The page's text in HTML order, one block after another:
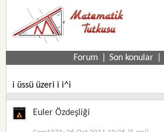
Forum Son konular
i üssü üzeri i i^i
Euler Özdeşliği